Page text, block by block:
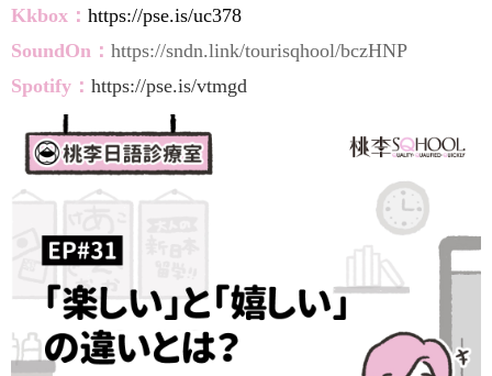
Kkbox： https://pse.is/uc378
SoundOn： https://sndn.link/tourisqhool/bczHNP
Spotify： https://pse.is/vtmgd